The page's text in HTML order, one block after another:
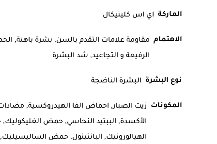
الماركة اي اس كلينيكال
الاهتمام مقاومة علامات التقدم بالسن, بشرة باهتة,
الرفيعة و التجاعيد, شد البشرة
نوع البشرة البشرة الناضجة
المكونات زيت الصبار, احماض الفا الهيدروكسية,
الأكسدة, الببتيد النحاسي, حمض
الهيالورونيك, البانثينول, حمض الساليسيليك,